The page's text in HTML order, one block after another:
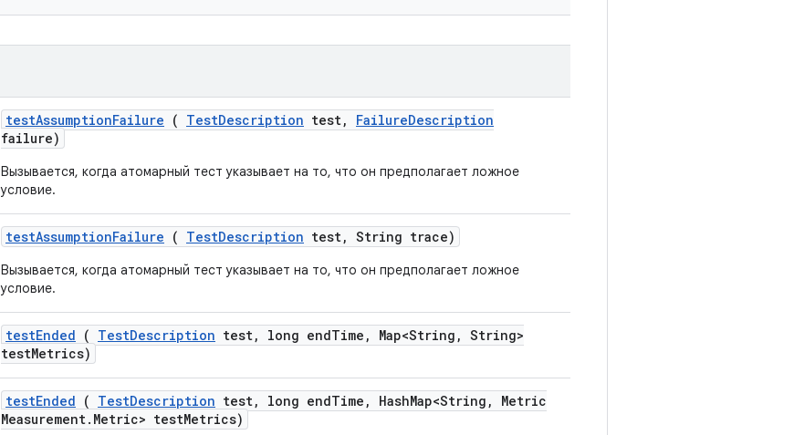
testAssumptionFailure ( TestDescription test, FailureDescription
failure)
Вызывается, когда атомарный тест указывает на то, что он предполагает ложное
условие.
testAssumptionFailure ( TestDescription test, String trace)
Вызывается, когда атомарный тест указывает на то, что он предполагает ложное
условие.
testEnded ( TestDescription test, long endTime , Map<String , String>
testMetrics)
testEnded ( TestDescription test, long endTime , HashMap<String ,
Metric
Measurement. Metric> testMetrics)